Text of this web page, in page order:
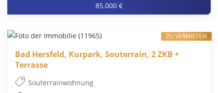
85.000 €
Bad Hersfeld, Kurpark, Souterrain, 2 ZKB +
Terrasse
Souterrainwohnung
ZU VERMIETEN